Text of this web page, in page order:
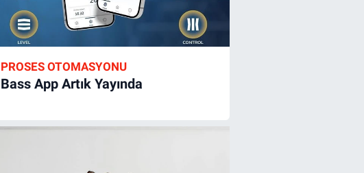
PROSES OTOMASYONU
Bass App Artık Yayında